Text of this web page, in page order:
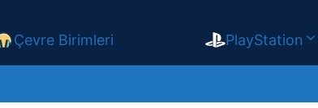
Çevre Birimleri PlayStation